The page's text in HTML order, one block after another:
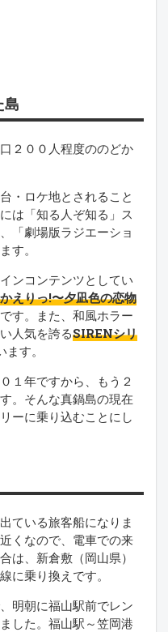
島
２００人程度ののどか
・ロケ地とされること
は「知る人ぞ知る」ス
「劇場版ラジエーショ
す。
ンコンテンツとしてい
えりっ!〜夕凪色の恋物
す。また、和風ホラー
人気を誇るSIRENシリ
す。
１年ですから、もう２
。そんな真鍋島の現在
ーに乗り込むことにし
ている旅客船になりま
くなので、電車での来
は、新倉敷（岡山県）
に乗り換えです。
明朝に福山駅前でレン
した。福山駅～笠岡港